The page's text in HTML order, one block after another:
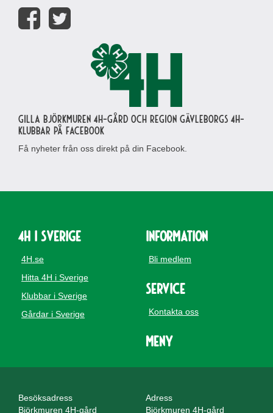
Gilla Björkmuren 4H-gård och region Gävleborgs 4H-
klubbar på Facebook
Få nyheter från oss direkt på din Facebook.
4H i Sverige
4H.se
Hitta 4H i Sverige
Klubbar i Sverige
Gårdar i Sverige
Information
Bli medlem
Service
Kontakta oss
Meny
Besöksadress
Björkmuren 4H-gård
Adress
Björkmuren 4H-gård